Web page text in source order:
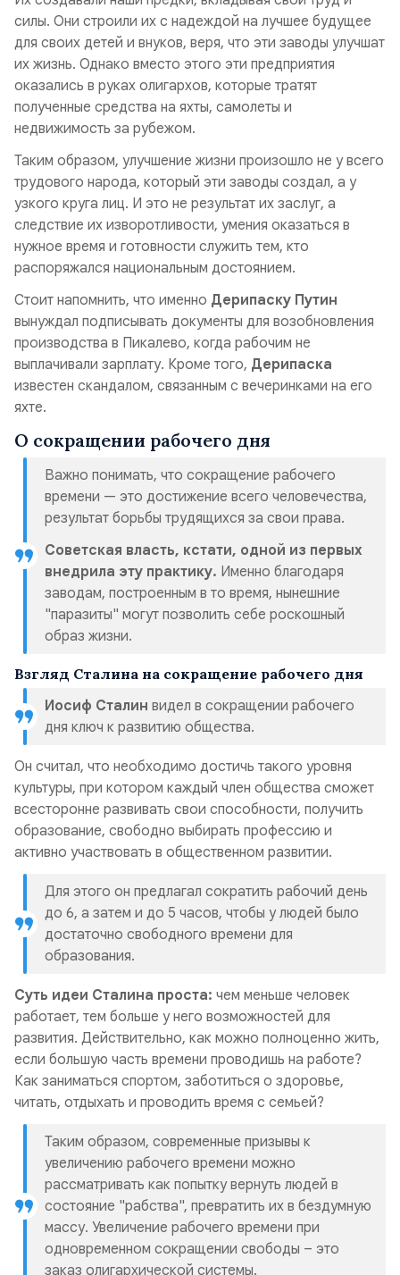
силы. Они строили их с надеждой на лучшее будущее
для своих детей и внуков, веря, что эти заводы улучшат
их жизнь. Однако вместо этого эти предприятия
оказались в руках олигархов, которые тратят
полученные средства на яхты, самолеты и
недвижимость за рубежом.
Таким образом, улучшение жизни произошло не у всего
трудового народа, который эти заводы создал, а у
узкого круга лиц. И это не результат их заслуг, а
следствие их изворотливости, умения оказаться в
нужное время и готовности служить тем, кто
распоряжался национальным достоянием.
Стоит напомнить, что именно Дерипаску Путин
вынуждал подписывать документы для возобновления
производства в Пикалево, когда рабочим не
выплачивали зарплату. Кроме того, Дерипаска
известен скандалом, связанным с вечеринками на его
яхте.
О сокращении рабочего дня
Важно понимать, что сокращение рабочего
времени — это достижение всего человечества,
результат борьбы трудящихся за свои права.
Советская власть, кстати, одной из первых
внедрила эту практику. Именно благодаря
заводам, построенным в то время, нынешние
"паразиты" могут позволить себе роскошный
образ жизни.
Взгляд Сталина на сокращение рабочего дня
Иосиф Сталин видел в сокращении рабочего
дня ключ к развитию общества.
Он считал, что необходимо достичь такого уровня
культуры, при котором каждый член общества сможет
всесторонне развивать свои способности, получить
образование, свободно выбирать профессию и
активно участвовать в общественном развитии.
Для этого он предлагал сократить рабочий день
до 6, а затем и до 5 часов, чтобы у людей было
достаточно свободного времени для
образования.
Суть идеи Сталина проста: чем меньше человек
работает, тем больше у него возможностей для
развития. Действительно, как можно полноценно жить,
если большую часть времени проводишь на работе?
Как заниматься спортом, заботиться о здоровье,
читать, отдыхать и проводить время с семьей?
Таким образом, современные призывы к
увеличению рабочего времени можно
рассматривать как попытку вернуть людей в
состояние "рабства", превратить их в бездумную
массу. Увеличение рабочего времени при
одновременном сокращении свободы – это
заказ олигархической системы.